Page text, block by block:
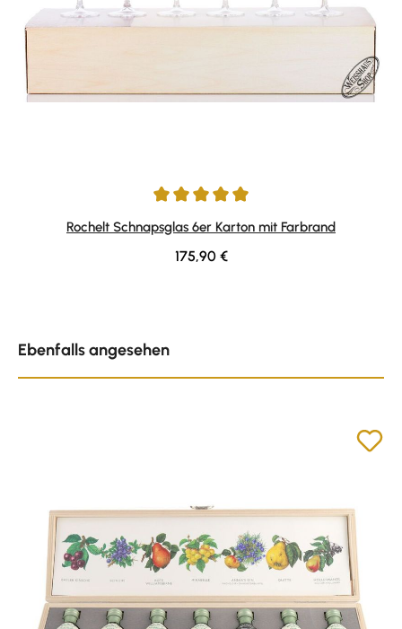
Durchschnittliche Bewertung von 5 von 5 Sternen
Rochelt Schnapsglas 6er Karton mit Farbrand
Regulärer Preis:
175,90 €
Ebenfalls angesehen